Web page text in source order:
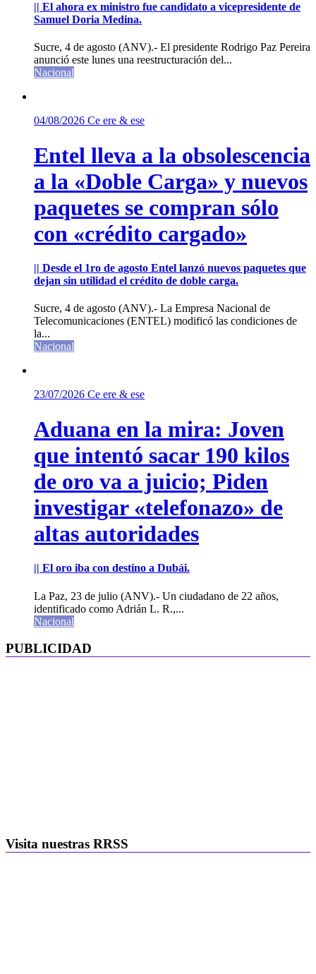
|| El ahora ex ministro fue candidato a vicepresidente de
Samuel Doria Medina.
Sucre, 4 de agosto (ANV).- El presidente Rodrigo Paz Pereira
anunció este lunes una reestructuración del...
Nacional
04/08/2026 Ce ere & ese
Entel lleva a la obsolescencia
a la «Doble Carga» y nuevos
paquetes se compran sólo
con «crédito cargado»
|| Desde el 1ro de agosto Entel lanzó nuevos paquetes que
dejan sin utilidad el crédito de doble carga.
Sucre, 4 de agosto (ANV).- La Empresa Nacional de
Telecomunicaciones (ENTEL) modificó las condiciones de
la...
Nacional
23/07/2026 Ce ere & ese
Aduana en la mira: Joven
que intentó sacar 190 kilos
de oro va a juicio; Piden
investigar «telefonazo» de
altas autoridades
|| El oro iba con destino a Dubái.
La Paz, 23 de julio (ANV).- Un ciudadano de 22 años,
identificado como Adrián L. R.,...
Nacional
PUBLICIDAD
Visita nuestras RRSS